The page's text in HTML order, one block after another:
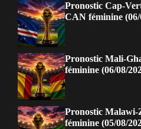
Pronostic Cap-
CAN féminine (06/
Pronostic Mali-
féminine (06/08/
Pronostic
féminine (05/08/